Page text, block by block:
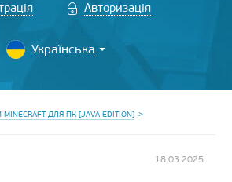
Авторизація
ДЛЯ ПК [JAVA EDITION]
18.03.2025